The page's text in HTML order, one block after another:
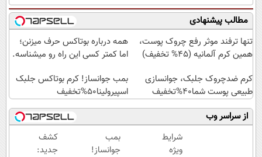
مطالب پیشنهادی
تنها ترفند موثر رفع چروک پوست،
همین کرم آلمانیه (45% تخفیف)
همه درباره بوتاکس حرف میزنن؛
اما کمتر کسی این راه رو میشناسه.
کرم ضدچروک جلبک، جوانسازی
طبیعی پوست شما40%تخفیف
بمب جوانساز! کرم بوتاکس جلبک
اسپیرولینا50%تخفیف
از سراسر وب
شرایط
ویژه
بمب
جوانساز!
کشف
جدید: